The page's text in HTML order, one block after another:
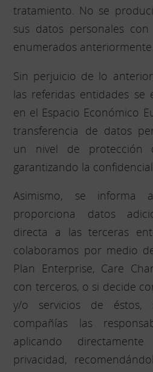
tratamiento. No se
sus datos personales
enumerados anteriormente.
Sin perjuicio de lo
las referidas entidades se
en el Espacio Económico
transferencia de datos
un nivel de protección
garantizando la
Asimismo, se informa
proporciona datos
directa a las terceras
colaboramos por medio
Plan Enterprise, Care
con terceros, o si decide
y/o servicios de éstos,
compañías las
aplicando
privacidad,